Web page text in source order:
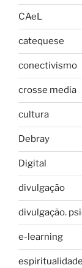
CAeL
catequese
conectivismo
crosse media
cultura
Debray
Digital
divulgação
divulgação.
e-learning
espiritualidade